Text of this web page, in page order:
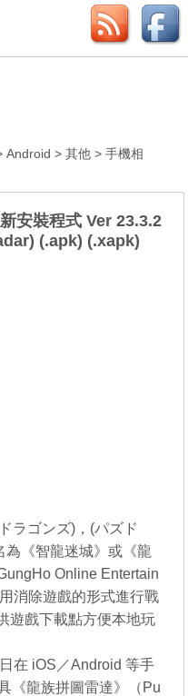
Android >其他 >手機相
安裝程式 Ver 23.3.2
(.apk) (.xapk)
ラゴンズ)，(パズド
為《智龍迷城》或《龍
Online Entertain
消除遊戲的形式進行戰
遊戲下載點方便本地玩
在 iOS／Android 等手
《龍族拼圖雷達》（Pu